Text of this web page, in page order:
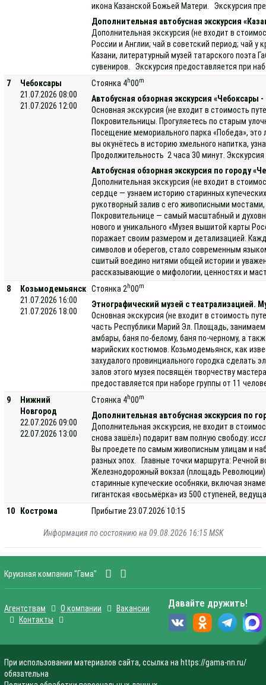
икона Казанской Божьей Матери. Экскурсия
Дополнительная автобусная экскурсия
Дополнительная экскурсия (не входит в
России и Англии; чай в советский период; чай
Казани, литературный музей татарского поэта
сувениров. Экскурсия предоставляется при
7
Чебоксары
21.07.2026 08:00
21.07.2026 12:00
Стоянка 4h00m
Автобусная обзорная экскурсия
Основная экскурсия (не входит в стоимость
Покровительницы. Прогуляетесь по старым
Посещение мемориального парка «Победа»,
вы окунётесь в историю хмельного напитка,
Продолжительность 2 часа 30 минут.
Автобусная обзорная экскурсия по городу
Дополнительная экскурсия (не входит в
сердце — узнаем историю старинных
рукотворный залив с его живописными
Покровительнице — самый масштабный и
нового и уникального «Музея вышитой карты
поражает своим размером и детализацией.
символов и оберегов, стало современным
сшитый воедино нитями общей истории и
рассказывающие о мифологии, ценностях и
8
Козьмодемьянск
21.07.2026 16:00
21.07.2026 18:00
Стоянка 2 h00m
Этнографический музей с театрализацией.
Основная экскурсия (не входит в стоимость
часть Республики Марий Эл. Площадь,
амбары, баня по-белому, баня по-черному, а
марийских костюмов. Козьмодемьянск, как
захудалого провинциального городка
залов этого музея посвящён творчеству
предоставляется при наборе группы от 11
9
Нижний
Новгород
22.07.2026 09:00
22.07.2026 13:00
Стоянка 4h00m
Дополнительная автобусная экскурсия по
Дополнительная экскурсия, не входит в
снова зашёл») подарит вам полную свободу:
Вы проедете по самым живописным улицам и
разных эпох. Главные точки маршрута: Речной
Железнодорожный вокзал (площадь Революции)
старинные купеческие особняки, включая
гигантская «восьмёрка» из 500 ступеней,
10
Кострома Прибытие 23.07.2026 10:15
Информация по состоянию на 09.08.2026 16:15 MSK
Круизная компания "Гама"
Агентствам О компании
Вакансии
Контакты
Давайте дружить!
При использовании материалов сайта, ссылка на https://gama-nn.ru/
обязательна